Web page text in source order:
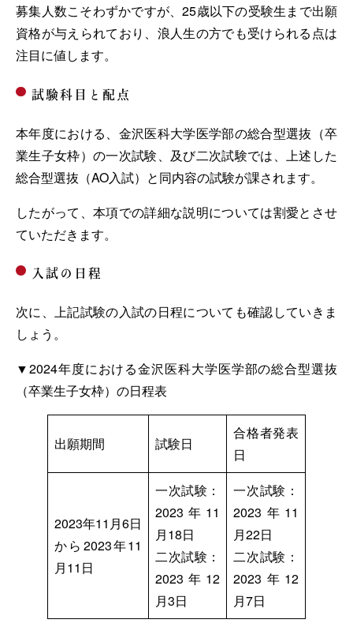
募集人数こそわずかですが、25歳以下の受験生まで出願
資格が与えられており、浪人生の方でも受けられる点は
注目に値します。
試験科目と配点
本年度における、金沢医科大学医学部の総合型選抜（卒
業生子女枠）の一次試験、及び二次試験では、上述した
総合型選抜（AO入試）と同内容の試験が課されます。
したがって、本項での詳細な説明については割愛とさせ
ていただきます。
入試の日程
次に、上記試験の入試の日程についても確認していきま
しょう。
▼2024年度における金沢医科大学医学部の総合型選抜
（卒業生子女枠）の日程表
出願期間 試験日
合格者発表
日
2023年11月6日
から2023年11
月11日
一次試験：
2023年11
月18日
二次試験：
2023年12
月3日
一次試験：
2023年11
月22日
二次試験：
2023年12
月7日